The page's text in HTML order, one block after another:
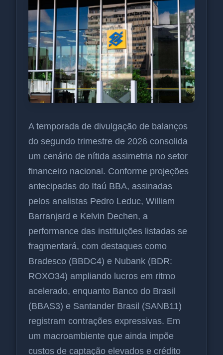
A temporada de divulgação de balanços
do segundo trimestre de 2026 consolida
um cenário de nítida assimetria no setor
financeiro nacional. Conforme projeções
antecipadas do Itaú BBA, assinadas
pelos analistas Pedro Leduc, William
Barranjard e Kelvin Dechen, a
performance das instituições listadas se
fragmentará, com destaques como
Bradesco (BBDC4) e Nubank (BDR:
ROXO34) ampliando lucros em ritmo
acelerado, enquanto Banco do Brasil
(BBAS3) e Santander Brasil (SANB11)
registram contrações expressivas. Em
um macroambiente que ainda impõe
custos de captação elevados e crédito